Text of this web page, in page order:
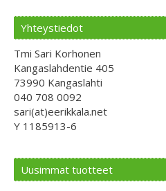
Yhteystiedot
Tmi Sari Korhonen
Kangaslahdentie 405
73990 Kangaslahti
040 708 0092
sari(at)eerikkala.net
Y 1185913-6
Uusimmat tuotteet